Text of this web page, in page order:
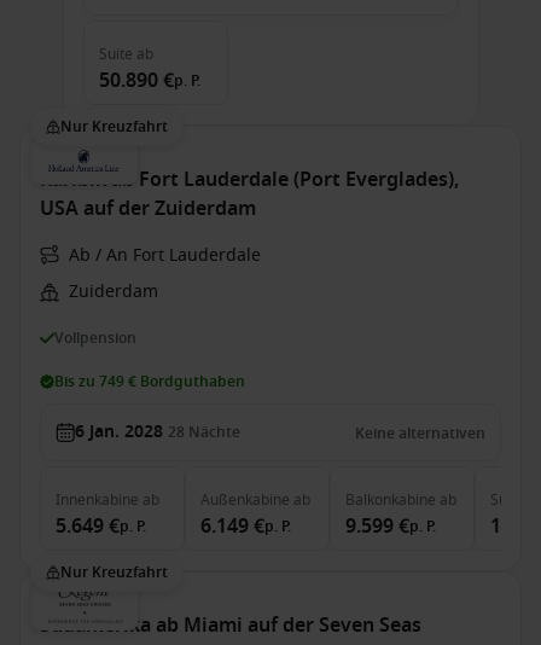
Suite ab
50.890 €p. P.
Nur Kreuzfahrt
Karibik ab Fort Lauderdale (Port Everglades),
USA auf der Zuiderdam
Ab / An Fort Lauderdale
Zuiderdam
Vollpension
Bis zu 749 € Bordguthaben
6 Jan. 2028 28 Nächte Keine alternativen
Innenkabine ab
5.649 €p. P.
Außenkabine ab
6.149 €p. P.
Balkonkabine ab
9.599 €p. P.
Suite
Nur Kreuzfahrt
Südamerika ab Miami auf der Seven Seas